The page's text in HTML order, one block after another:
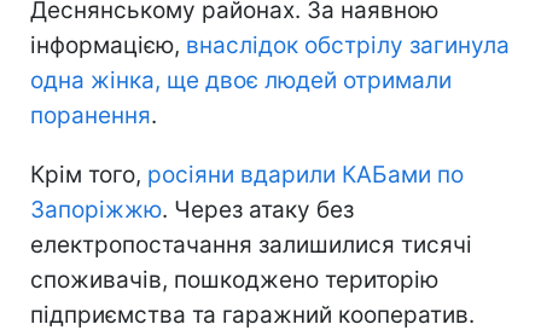
Деснянському районах. За наявною
інформацією, внаслідок обстрілу загинула
одна жінка, ще двоє людей отримали
поранення.
Крім того, росіяни вдарили КАБами по
Запоріжжю. Через атаку без
електропостачання залишилися тисячі
споживачів, пошкоджено територію
підприємства та гаражний кооператив.